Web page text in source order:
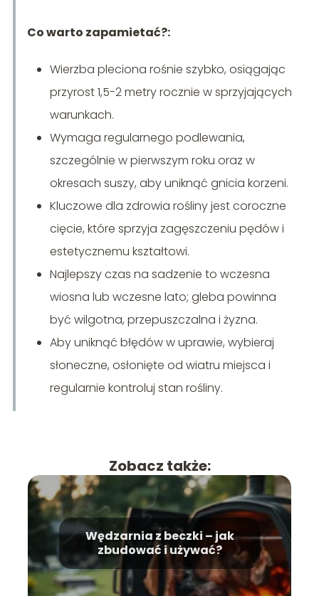
Co warto zapamietać?:
Wierzba pleciona rośnie szybko, osiągając
przyrost 1,5-2 metry rocznie w sprzyjających
warunkach.
Wymaga regularnego podlewania,
szczególnie w pierwszym roku oraz w
okresach suszy, aby uniknąć gnicia korzeni.
Kluczowe dla zdrowia rośliny jest coroczne
cięcie, które sprzyja zagęszczeniu pędów i
estetycznemu kształtowi.
Najlepszy czas na sadzenie to wczesna
wiosna lub wczesne lato; gleba powinna
być wilgotna, przepuszczalna i żyzna.
Aby uniknąć błędów w uprawie, wybieraj
słoneczne, osłonięte od wiatru miejsca i
regularnie kontroluj stan rośliny.
Zobacz także:
Wędzarnia z beczki – jak
zbudować i używać?